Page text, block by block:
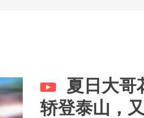
夏日大哥
轿登泰山，